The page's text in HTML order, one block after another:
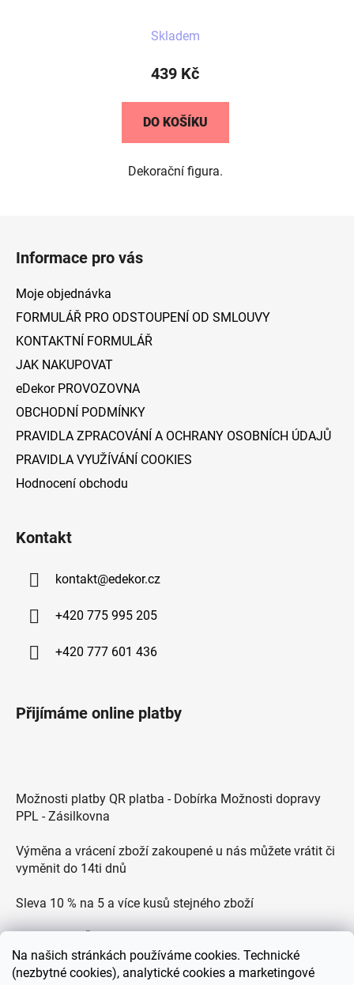
Na našich stránkách používáme cookies. Technické
(nezbytné cookies), analytické cookies a marketingové
Skladem
439 Kč
DO KOŠÍKU
Dekorační figura.
Informace pro vás
Moje objednávka
FORMULÁŘ PRO ODSTOUPENÍ OD SMLOUVY
KONTAKTNÍ FORMULÁŘ
JAK NAKUPOVAT
eDekor PROVOZOVNA
OBCHODNÍ PODMÍNKY
PRAVIDLA ZPRACOVÁNÍ A OCHRANY OSOBNÍCH ÚDAJŮ
PRAVIDLA VYUŽÍVÁNÍ COOKIES
Hodnocení obchodu
Kontakt
kontakt@edekor.cz
+420 775 995 205
+420 777 601 436
Přijímáme online platby
Možnosti platby QR platba - Dobírka Možnosti dopravy
PPL - Zásilkovna
Výměna a vrácení zboží zakoupené u nás můžete vrátit či
vyměnit do 14ti dnů
Sleva 10 % na 5 a více kusů stejného zboží
Zákaznická podpora každý všední den od 9.00 do 18.00